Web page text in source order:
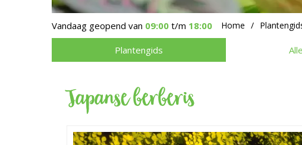
Vandaag geopend van 09:00 t/m 18:00 Home
Plantengids
Japanse berberis